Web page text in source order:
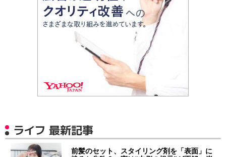
ライフ 最新記事
前髪のセット、スタイリング剤を「表面」に